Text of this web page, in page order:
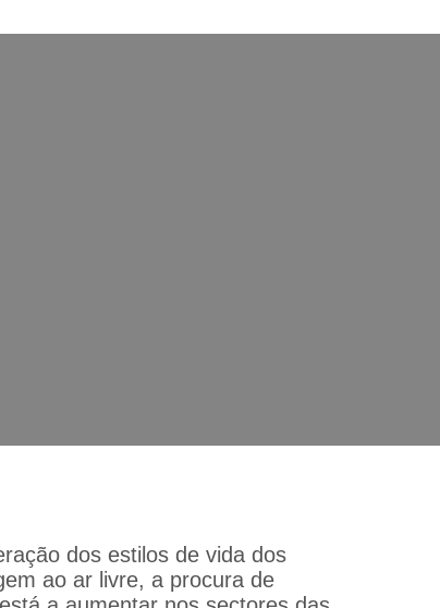
dos estilos de vida dos
ao ar livre, a procura de